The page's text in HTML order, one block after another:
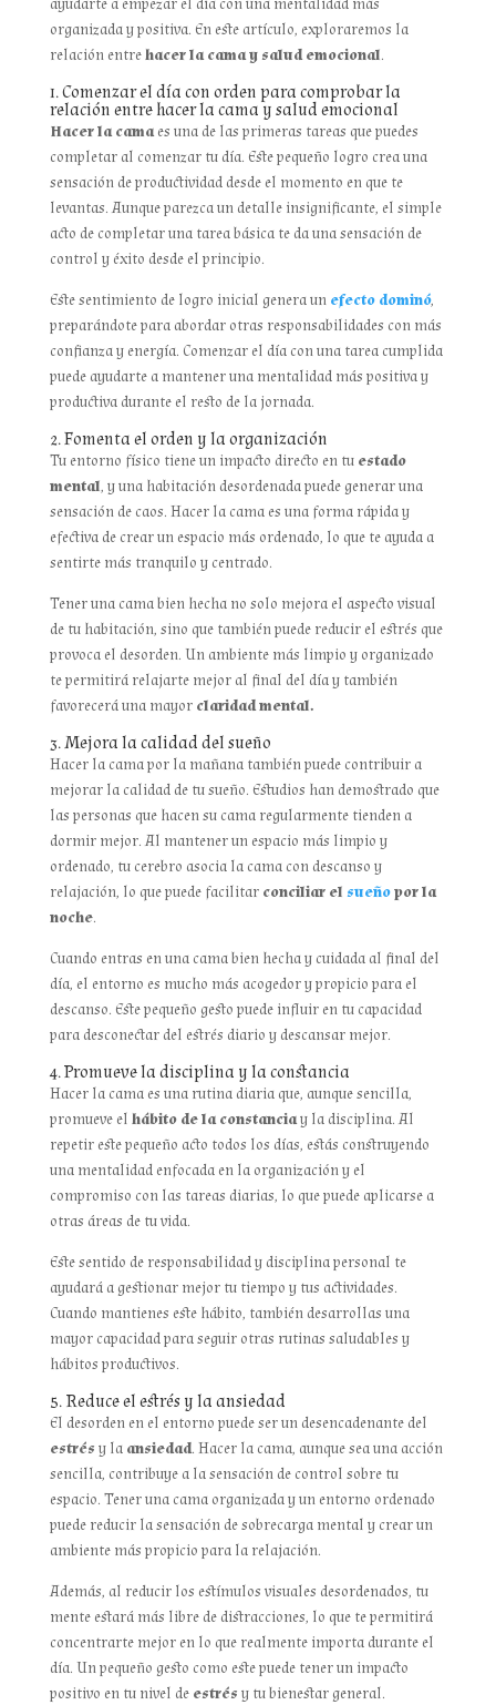
ayudarte a empezar el día con una mentalidad más
organizada y positiva. En este artículo, exploraremos la
relación entrehacer la cama y salud emocional.
1. Comenzar el día con orden para comprobar la
relación entre hacer la cama y salud emocional
Hacer la camaes una de las primeras tareas que puedes
completar al comenzar tu día. Este pequeño logro crea una
sensación de productividad desde el momento en que te
levantas. Aunque parezca un detalle insignificante, el simple
acto de completar una tarea básica te da una sensación de
control y éxito desde el principio.
Este sentimiento de logro inicial genera un efecto dominó,
preparándote para abordar otras responsabilidades con más
confianza y energía. Comenzar el día con una tarea cumplida
puede ayudarte a mantener una mentalidad más positiva y
productiva durante el resto de la jornada.
2. Fomenta el orden y la organización
Tu entorno físico tiene un impacto directo en tu estado
mental, y una habitación desordenada puede generar una
sensación de caos. Hacer la cama es una forma rápida y
efectiva de crear un espacio más ordenado, lo que te ayuda a
sentirte más tranquilo y centrado.
Tener una cama bien hecha no solo mejora el aspecto visual
de tu habitación, sino que también puede reducir el estrés que
provoca el desorden. Un ambiente más limpio y organizado
te permitirá relajarte mejor al final del día y también
favorecerá una mayor claridad mental.
3. Mejora la calidad del sueño
Hacer la cama por la mañana también puede contribuir a
mejorar la calidad de tu sueño. Estudios han demostrado que
las personas que hacen su cama regularmente tienden a
dormir mejor. Al mantener un espacio más limpio y
ordenado, tu cerebro asocia la cama con descanso y
relajación, lo que puede facilitar conciliar el sueñopor la
noche.
Cuando entras en una cama bien hecha y cuidada al final del
día, el entorno es mucho más acogedor y propicio para el
descanso. Este pequeño gesto puede influir en tu capacidad
para desconectar del estrés diario y descansar mejor.
4. Promueve la disciplina y la constancia
Hacer la cama es una rutina diaria que, aunque sencilla,
promueve el hábito de la constanciay la disciplina. Al
repetir este pequeño acto todos los días, estás construyendo
una mentalidad enfocada en la organización y el
compromiso con las tareas diarias, lo que puede aplicarse a
otras áreas de tu vida.
Este sentido de responsabilidad y disciplina personal te
ayudará a gestionar mejor tu tiempo y tus actividades.
Cuando mantienes este hábito, también desarrollas una
mayor capacidad para seguir otras rutinas saludables y
hábitos productivos.
5. Reduce el estrés y la ansiedad
El desorden en el entorno puede ser un desencadenante del
estrés y la ansiedad. Hacer la cama, aunque sea una acción
sencilla, contribuye a la sensación de control sobre tu
espacio. Tener una cama organizada y un entorno ordenado
puede reducir la sensación de sobrecarga mental y crear un
ambiente más propicio para la relajación.
Además, al reducir los estímulos visuales desordenados, tu
mente estará más libre de distracciones, lo que te permitirá
concentrarte mejor en lo que realmente importa durante el
día. Un pequeño gesto como este puede tener un impacto
positivo en tu nivel de estrés y tu bienestar general.